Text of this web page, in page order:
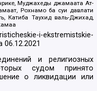
Муджахеды джамаата Ат-
Рохнамо ба суи давлати
Катиба Таухид валь-Джихад,
i-ekstremistskie-
06.12.2021
и религиозных
судом принято
о ликвидации или